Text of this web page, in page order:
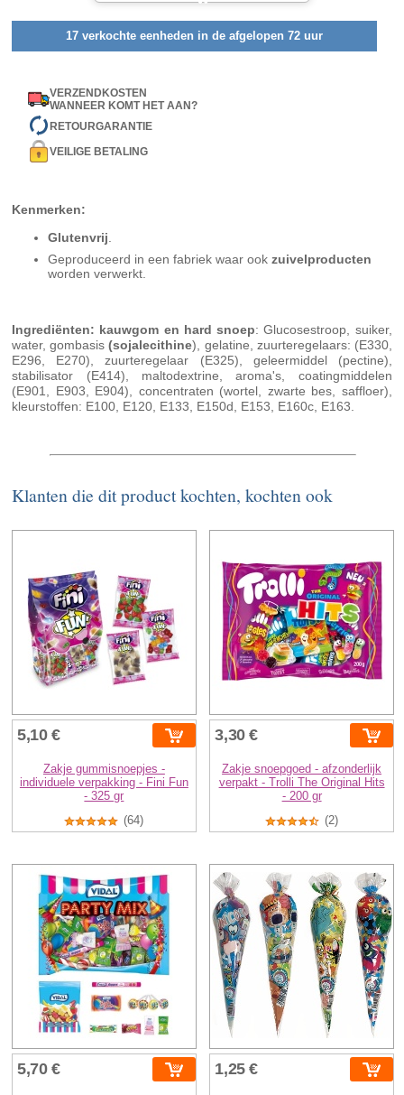
17 verkochte eenheden in de afgelopen 72 uur
VERZENDKOSTEN
WANNEER KOMT HET AAN?
RETOURGARANTIE
VEILIGE BETALING
Kenmerken:
Glutenvrij.
Geproduceerd in een fabriek waar ookzuivelproducten
worden verwerkt.
Ingrediënten: kauwgom en hard snoep: Glucosestroop, suiker,
water, gombasis(sojalecithine), gelatine, zuurteregelaars: (E330,
E296, E270), zuurteregelaar (E325), geleermiddel (pectine),
stabilisator (E414), maltodextrine, aroma's, coatingmiddelen
(E901, E903, E904), concentraten (wortel, zwarte bes, saffloer),
kleurstoffen: E100, E120, E133, E150d, E153, E160c, E163.
Klanten die dit product kochten, kochten ook
5,10 €
Zakje gummisnoepjes -
individuele verpakking - Fini Fun
- 325 gr
(64)
3,30 €
Zakje snoepgoed - afzonderlijk
verpakt - Trolli The Original Hits
- 200 gr
(2)
5,70 € 1,25 €